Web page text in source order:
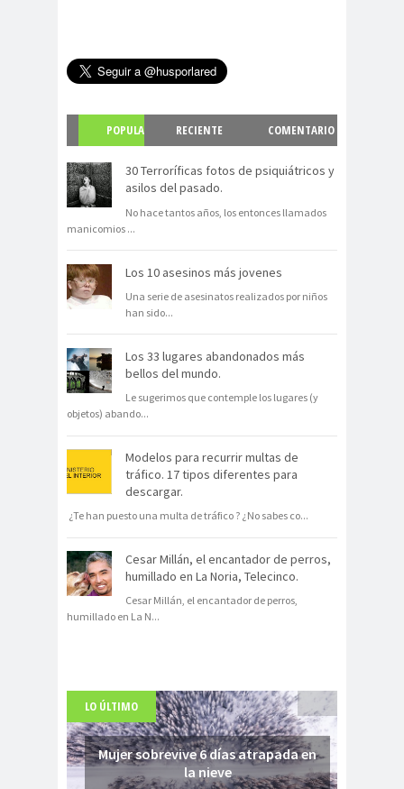
POPULA
R
RECIENTE
COMENTARIO
30 Terroríficas fotos de psiquiátricos y
asilos del pasado.
No hace tantos años, los entonces llamados
manicomios ...
Los 10 asesinos más jovenes
Una serie de asesinatos realizados por niños
han sido...
Los 33 lugares abandonados más
bellos del mundo.
Le sugerimos que contemple los lugares (y
objetos) abando...
Modelos para recurrir multas de
tráfico. 17 tipos diferentes para
descargar.
¿Te han puesto una multa de tráfico ? ¿No sabes co...
Cesar Millán, el encantador de perros,
humillado en La Noria, Telecinco.
Cesar Millán, el encantador de perros,
humillado en La N...
LO ÚLTIMO
Mujer sobrevive 6 días atrapada en
la nieve